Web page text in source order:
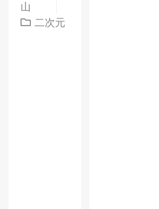
山
二次元